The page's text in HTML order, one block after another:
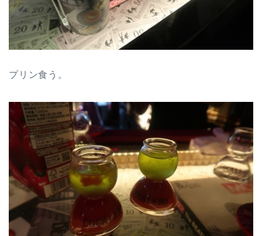
プリン食う。